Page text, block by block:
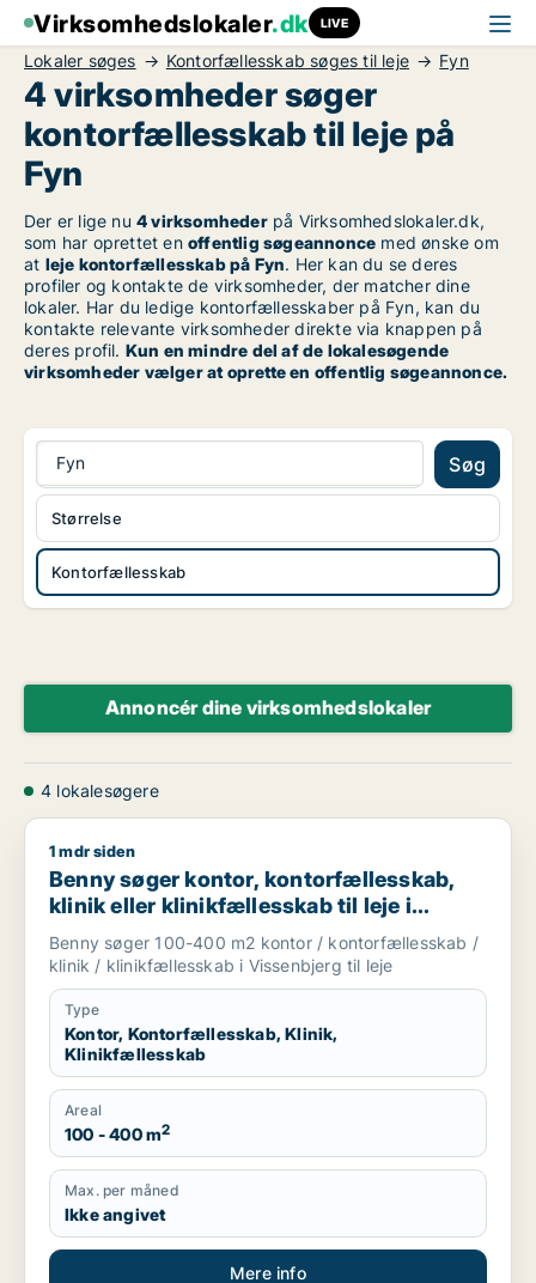
Virksomhedslokaler.dk LIVE
Lokaler søges Kontorfællesskab søges til leje Fyn
4 virksomheder søger
kontorfællesskab til leje på
Fyn
Der er lige nu 4 virksomhederpå Virksomhedslokaler.dk,
som har oprettet en offentlig søgeannonce med ønske om
at leje kontorfællesskab på Fyn. Her kan du se deres
profiler og kontakte de virksomheder, der matcher dine
lokaler. Har du ledige kontorfællesskaber på Fyn, kan du
kontakte relevante virksomheder direkte via knappen på
deres profil. Kun en mindre del af de lokalesøgende
virksomheder vælger at oprette en offentlig søgeannonce.
Fyn Søg
Kontorfællesskab
Størrelse
Annoncér dine virksomhedslokaler
4 lokalesøgere
Benny søger kontor, kontorfællesskab, klinik eller
1 mdr siden
Benny søger kontor, kontorfællesskab,
klinik eller klinikfællesskab til leje i
Vissenbjerg
Benny søger 100-400 m2 kontor / kontorfællesskab /
klinik / klinikfællesskab i Vissenbjerg til leje
Type
Kontor, Kontorfællesskab, Klinik,
Klinikfællesskab
Areal
100 - 400 m2
Max. per måned
Ikke angivet
Mere info